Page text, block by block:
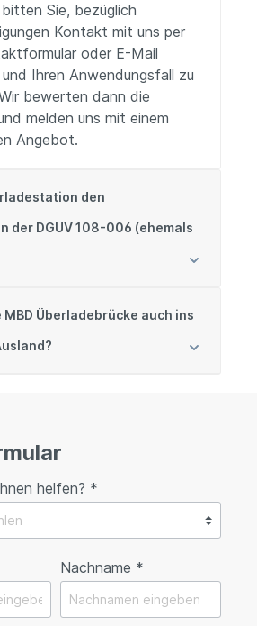
Sie, bezüglich
Kontakt mit uns per
oder E-Mail
Ihren Anwendungsfall zu
bewerten dann die
melden uns mit einem
Angebot.
den
der DGUV 108-006 (ehemals
Überladebrücke auch ins
helfen? *
Nachname *